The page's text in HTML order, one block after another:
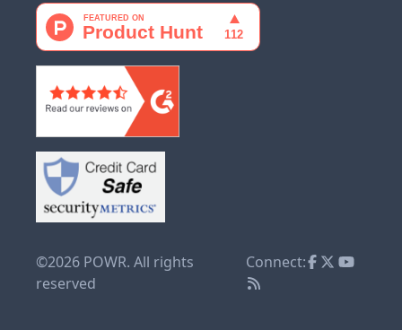
©2026 POWR. All rights
reserved
Connect: